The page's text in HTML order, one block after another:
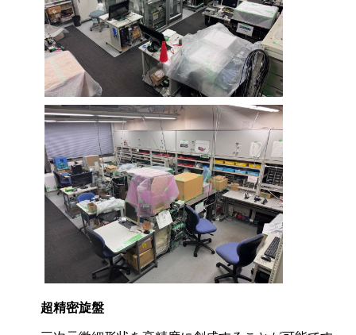
超精密旋盤